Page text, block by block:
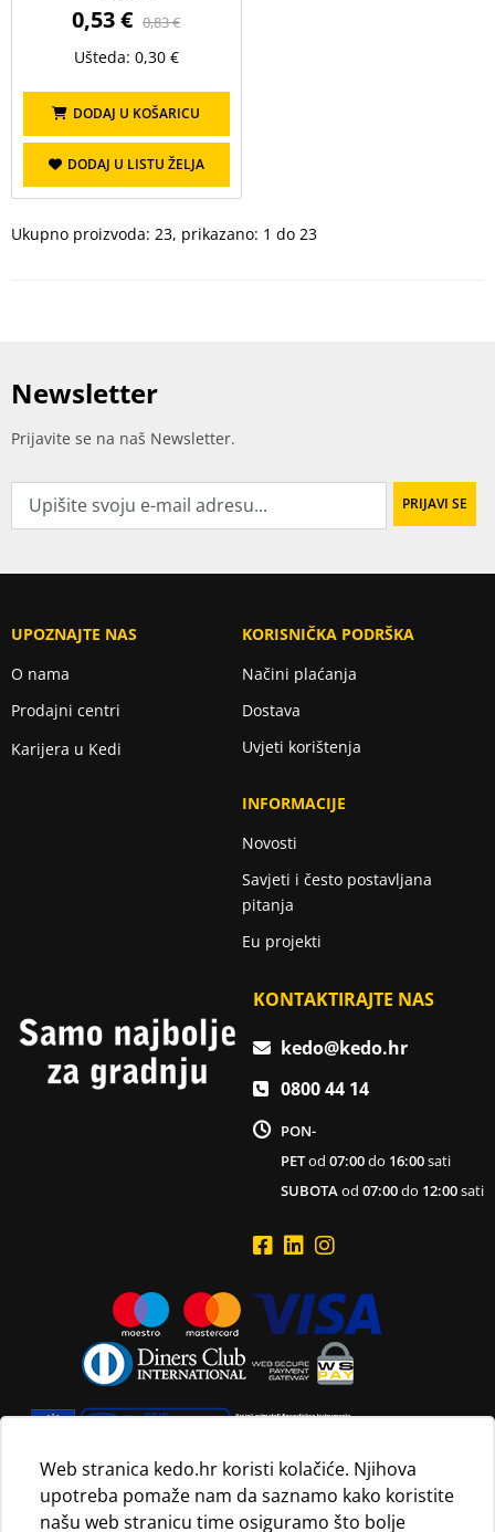
0,53 € 0,83 €
Ušteda: 0,30 €
DODAJ U KOŠARICU
DODAJ U LISTU ŽELJA
Ukupno proizvoda: 23, prikazano: 1 do 23
Web stranica kedo.hr koristi kolačiće. Njihova
upotreba pomaže nam da saznamo kako koristite
našu web stranicu time osiguramo što bolje
Newsletter
Prijavite se na naš Newsletter.
UPOZNAJTE NAS
O nama
Prodajni centri
Karijera u Kedi
KORISNIČKA PODRŠKA
Načini plaćanja
Dostava
Uvjeti korištenja
INFORMACIJE
Novosti
Savjeti i često postavljana
pitanja
Eu projekti
KONTAKTIRAJTE NAS
kedo@kedo.hr
0800 44 14
PON-
PETod07:00do 16:00sati
SUBOTAod07:00do 12:00sati
Navedene maloprodajne cijene vrijede isključivo za kupnju